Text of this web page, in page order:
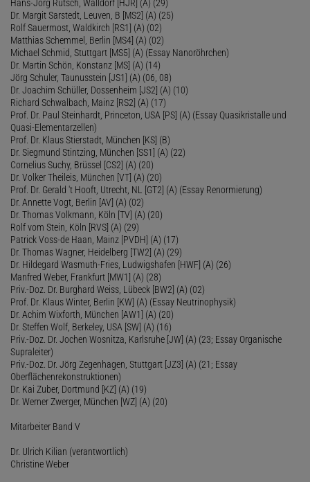
Hans-Jörg Rutsch, Walldorf [HJR] (A) (29)
Dr. Margit Sarstedt, Leuven, B [MS2] (A) (25)
Rolf Sauermost, Waldkirch [RS1] (A) (02)
Matthias Schemmel, Berlin [MS4] (A) (02)
Michael Schmid, Stuttgart [MS5] (A) (Essay Nanoröhrchen)
Dr. Martin Schön, Konstanz [MS] (A) (14)
Jörg Schuler, Taunusstein [JS1] (A) (06, 08)
Dr. Joachim Schüller, Dossenheim [JS2] (A) (10)
Richard Schwalbach, Mainz [RS2] (A) (17)
Prof. Dr. Paul Steinhardt, Princeton, USA [PS] (A) (Essay Quasikristalle und
Quasi-Elementarzellen)
Prof. Dr. Klaus Stierstadt, München [KS] (B)
Dr. Siegmund Stintzing, München [SS1] (A) (22)
Cornelius Suchy, Brüssel [CS2] (A) (20)
Dr. Volker Theileis, München [VT] (A) (20)
Prof. Dr. Gerald 't Hooft, Utrecht, NL [GT2] (A) (Essay Renormierung)
Dr. Annette Vogt, Berlin [AV] (A) (02)
Dr. Thomas Volkmann, Köln [TV] (A) (20)
Rolf vom Stein, Köln [RVS] (A) (29)
Patrick Voss-de Haan, Mainz [PVDH] (A) (17)
Dr. Thomas Wagner, Heidelberg [TW2] (A) (29)
Dr. Hildegard Wasmuth-Fries, Ludwigshafen [HWF] (A) (26)
Manfred Weber, Frankfurt [MW1] (A) (28)
Priv.-Doz. Dr. Burghard Weiss, Lübeck [BW2] (A) (02)
Prof. Dr. Klaus Winter, Berlin [KW] (A) (Essay Neutrinophysik)
Dr. Achim Wixforth, München [AW1] (A) (20)
Dr. Steffen Wolf, Berkeley, USA [SW] (A) (16)
Priv.-Doz. Dr. Jochen Wosnitza, Karlsruhe [JW] (A) (23; Essay Organische
Supraleiter)
Priv.-Doz. Dr. Jörg Zegenhagen, Stuttgart [JZ3] (A) (21; Essay
Oberflächenrekonstruktionen)
Dr. Kai Zuber, Dortmund [KZ] (A) (19)
Dr. Werner Zwerger, München [WZ] (A) (20)
Mitarbeiter Band V
Dr. Ulrich Kilian (verantwortlich)
Christine Weber